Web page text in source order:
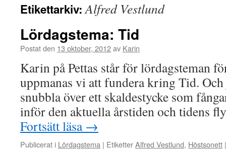
Etikettarkiv:Alfred Vestlund
Lördagstema: Tid
Postat den 13 oktober, 2012av Karin
Karin på Pettas står för lördagsteman
uppmanas vi att fundera kring Tid.
snubbla över ett skaldestycke som
inför den aktuella årstiden och tidens
Fortsätt läsa →
Publicerat i Lördagstema | EtiketterAlfred Vestlund, Höstsonett |